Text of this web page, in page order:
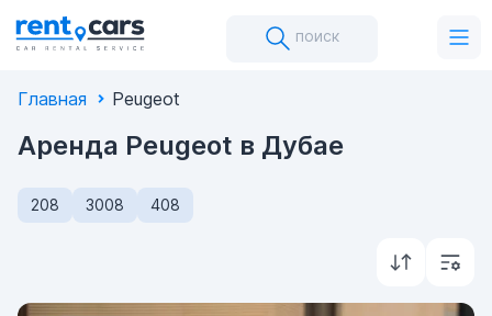
поиск
Главная Peugeot
Аренда Peugeot в Дубае
208 3008 408